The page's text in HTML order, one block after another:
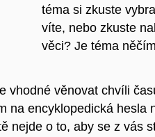
téma si zkuste
víte, nebo zkuste
věci? Je téma
vhodné věnovat chvíli
na encyklopedická
nejde o to, aby se z vás